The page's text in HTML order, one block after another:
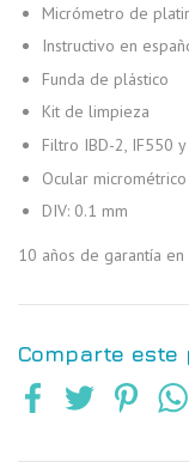
Micrómetro de
Instructivo en
Funda de plástico
Kit de limpieza
Filtro IBD-2, IF550
Ocular
DIV: 0.1 mm
10 años de garantía
Comparte este